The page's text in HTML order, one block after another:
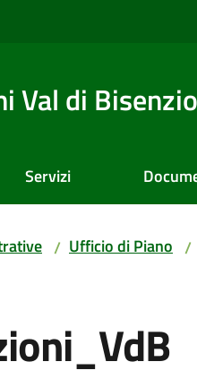
Val di Bisenzio
Servizi
/ Ufficio di Piano /